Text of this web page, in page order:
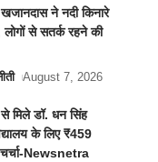
ने नदी किनारे
लोगों से सतर्क रहने की
August 7, 2026
से मिले डॉ. धन सिंह
के लिए ₹459
चर्चा-Newsnetra